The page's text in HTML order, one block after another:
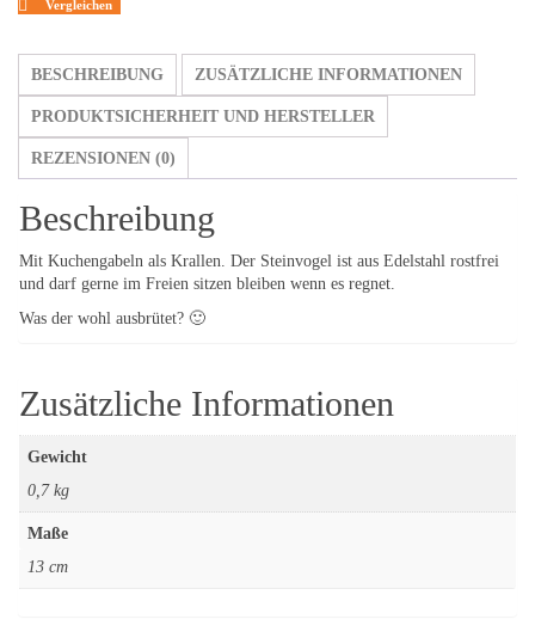
Vergleichen
BESCHREIBUNG ZUSÄTZLICHE INFORMATIONEN
PRODUKTSICHERHEIT UND HERSTELLER
REZENSIONEN (0)
Beschreibung
Mit Kuchengabeln als Krallen. Der Steinvogel ist aus Edelstahl rostfrei
und darf gerne im Freien sitzen bleiben wenn es regnet.
Was der wohl ausbrütet? 🙂
Zusätzliche Informationen
Gewicht
0,7 kg
Maße
13 cm